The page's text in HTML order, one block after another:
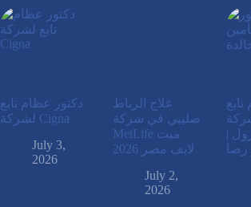
دكتور عظام تابع
لشركة Cigna
July 3,
2026
علاج الرباط
صليبي في شركة
MetLife ميت
لايف مصر 2026
July 2,
2026
|
رضا